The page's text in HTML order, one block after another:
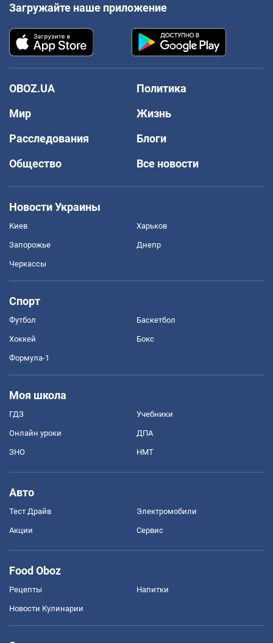
Загружайте наше приложение
OBOZ.UA
Политика
Мир
Жизнь
Расследования
Блоги
Общество
Все новости
Новости Украины
Киев Харьков
Запорожье Днепр
Черкассы
Спорт
Футбол Баскетбол
Хоккей Бокс
Формула-1
Моя школа
ГДЗ Учебники
Онлайн уроки ДПА
ЗНО НМТ
Авто
Тест Драйв Электромобили
Акции Сервис
Food Oboz
Рецепты Напитки
Новости Кулинарии